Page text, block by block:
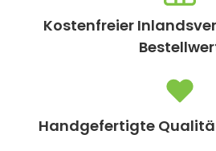
Kostenfreier
Handgefertigte